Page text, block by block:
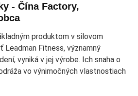
- Čína Factory,
produktom v silovom
Leadman Fitness, významný
vyniká v jej výrobe. Ich snaha o
vo výnimočných vlastnostiach